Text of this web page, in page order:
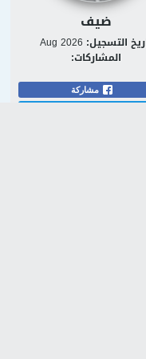
ضيف
التسجيل: Aug 2026
المشاركات:
مشاركة